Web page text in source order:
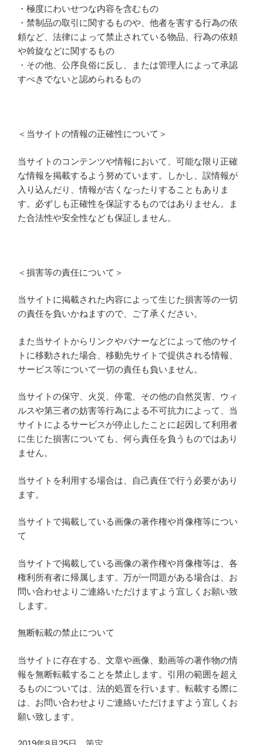
・極度にわいせつな内容を含むもの
・禁制品の取引に関するものや、他者を害する行為の依
頼など、法律によって禁止されている物品、行為の依頼
や斡旋などに関するもの
・その他、公序良俗に反し、または管理人によって承認
すべきでないと認められるもの
＜当サイトの情報の正確性について＞
当サイトのコンテンツや情報において、可能な限り正確
な情報を掲載するよう努めています。しかし、誤情報が
入り込んだり、情報が古くなったりすることもありま
す。必ずしも正確性を保証するものではありません。ま
た合法性や安全性なども保証しません。
＜損害等の責任について＞
当サイトに掲載された内容によって生じた損害等の一切
の責任を負いかねますので、ご了承ください。
また当サイトからリンクやバナーなどによって他のサイ
トに移動された場合、移動先サイトで提供される情報、
サービス等について一切の責任も負いません。
当サイトの保守、火災、停電、その他の自然災害、ウィ
ルスや第三者の妨害等行為による不可抗力によって、当
サイトによるサービスが停止したことに起因して利用者
に生じた損害についても、何ら責任を負うものではあり
ません。
当サイトを利用する場合は、自己責任で行う必要があり
ます。
当サイトで掲載している画像の著作権や肖像権等につい
て
当サイトで掲載している画像の著作権や肖像権等は、各
権利所有者に帰属します。万が一問題がある場合は、お
問い合わせよりご連絡いただけますよう宜しくお願い致
します。
無断転載の禁止について
当サイトに存在する、文章や画像、動画等の著作物の情
報を無断転載することを禁止します。引用の範囲を超え
るものについては、法的処置を行います。転載する際に
は、お問い合わせよりご連絡いただけますよう宜しくお
願い致します。